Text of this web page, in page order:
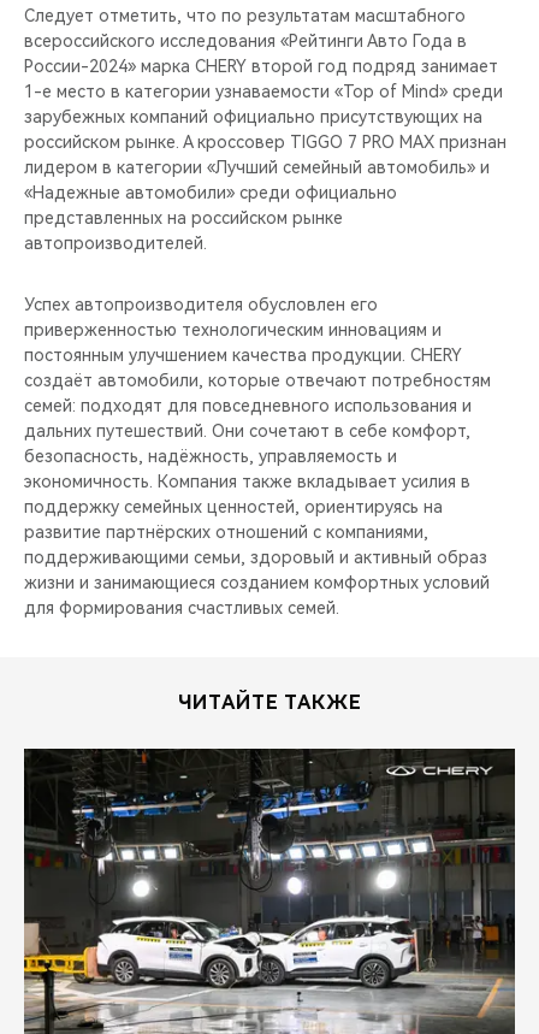
Следует отметить, что по результатам масштабного
всероссийского исследования «Рейтинги Авто Года в
России-2024» марка CHERY второй год подряд занимает
1-е место в категории узнаваемости «Top of Mind» среди
зарубежных компаний официально присутствующих на
российском рынке. А кроссовер TIGGO 7 PRO MAX признан
лидером в категории «Лучший семейный автомобиль» и
«Надежные автомобили» среди официально
представленных на российском рынке
автопроизводителей.
Успех автопроизводителя обусловлен его
приверженностью технологическим инновациям и
постоянным улучшением качества продукции. CHERY
создаёт автомобили, которые отвечают потребностям
семей: подходят для повседневного использования и
дальних путешествий. Они сочетают в себе комфорт,
безопасность, надёжность, управляемость и
экономичность. Компания также вкладывает усилия в
поддержку семейных ценностей, ориентируясь на
развитие партнёрских отношений с компаниями,
поддерживающими семьи, здоровый и активный образ
жизни и занимающиеся созданием комфортных условий
для формирования счастливых семей.
ЧИТАЙТЕ ТАКЖЕ